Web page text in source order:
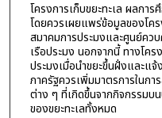
โครงการเก็บขยะทะเล ผลกา
โดยควรเผยแพร่ข้อมูลของโค
สมาคมการประมงและศูนย์คว
เรือประมง นอกจากนี้ ทางโค
ประมงเมื่อนำขยะขึ้นฝั่งและแ
ภาครัฐควรเพิ่มมาตรการในก
ต่าง ๆ ที่เกิดขึ้นจากกิจกรรมบ
ของขยะทะเลทั้งหมด